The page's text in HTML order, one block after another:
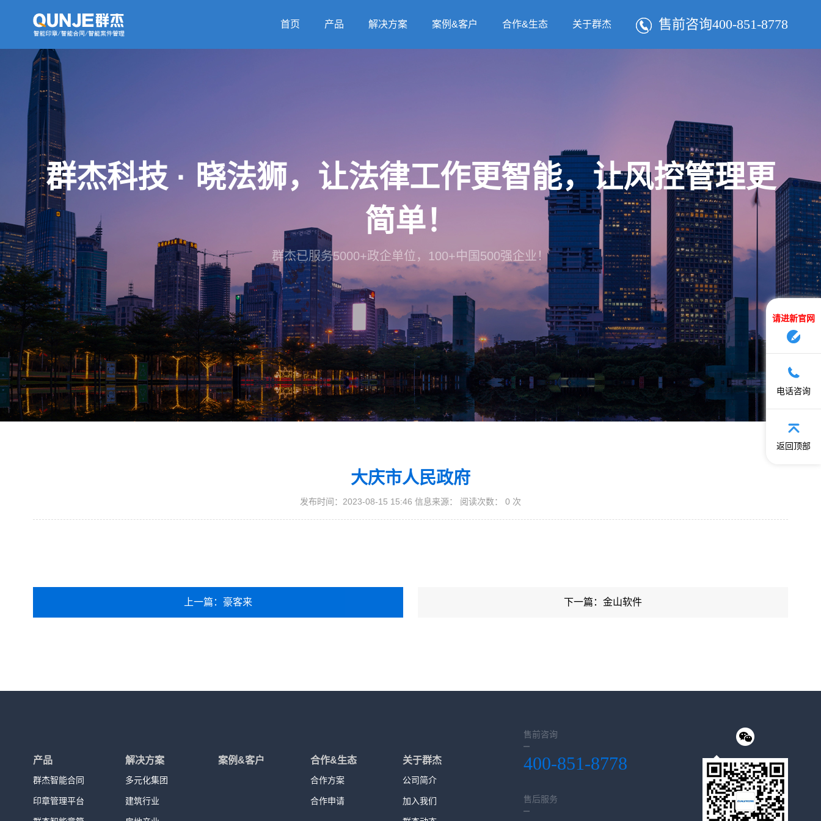
售前咨询400-851-8778
首页 产品 解决方案 案例&客户 合作&生态 关于群杰
群杰科技 · 晓法狮，让法律工作更智能，让风控管理更
简单！
群杰已服务5000+政企单位，100+中国500强企业！
大庆市人民政府
发布时间：2023-08-15 15:46 信息来源： 阅读次数： 0 次
上一篇：豪客来 下一篇：金山软件
产品
群杰智能合同
印章管理平台
解决方案
多元化集团
建筑行业
案例&客户 合作&生态
合作方案
合作申请
关于群杰
公司简介
加入我们
售前咨询
400-851-8778
售后服务
请进新官网
电话咨询
返回顶部